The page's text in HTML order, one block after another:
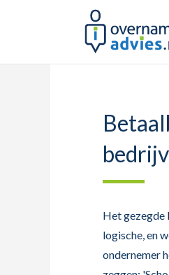
Het gezegde
logische, en
ondernemer